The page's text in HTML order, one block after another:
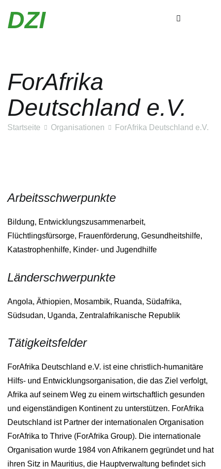
Zum
Inhalt
springen
DZI
ForAfrika
Deutschland e.V.
Startseite Organisationen ForAfrika Deutschland e.V.
Arbeitsschwerpunkte
Bildung, Entwicklungszusammenarbeit,
Flüchtlingsfürsorge, Frauenförderung, Gesundheitshilfe,
Katastrophenhilfe, Kinder- und Jugendhilfe
Länderschwerpunkte
Angola, Äthiopien, Mosambik, Ruanda, Südafrika,
Südsudan, Uganda, Zentralafrikanische Republik
Tätigkeitsfelder
ForAfrika Deutschland e.V. ist eine christlich-humanitäre
Hilfs- und Entwicklungsorganisation, die das Ziel verfolgt,
Afrika auf seinem Weg zu einem wirtschaftlich gesunden
und eigenständigen Kontinent zu unterstützen. ForAfrika
Deutschland ist Partner der internationalen Organisation
ForAfrika to Thrive (ForAfrika Group). Die internationale
Organisation wurde 1984 von Afrikanern gegründet und hat
ihren Sitz in Mauritius, die Hauptverwaltung befindet sich